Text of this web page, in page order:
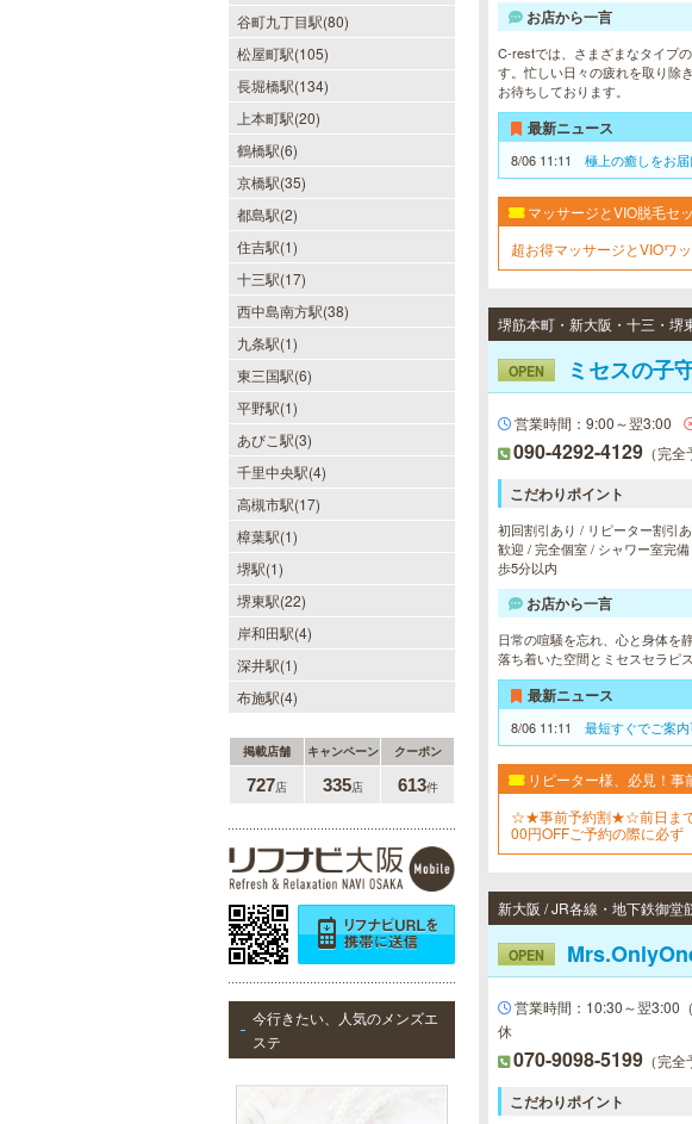
谷町九丁目駅(80)
松屋町駅(105)
長堀橋駅(134)
上本町駅(20)
鶴橋駅(6)
京橋駅(35)
都島駅(2)
住吉駅(1)
十三駅(17)
西中島南方駅(38)
九条駅(1)
東三国駅(6)
平野駅(1)
あびこ駅(3)
千里中央駅(4)
高槻市駅(17)
樟葉駅(1)
堺駅(1)
堺東駅(22)
岸和田駅(4)
深井駅(1)
布施駅(4)
掲載店舗 キャンペーン クーポン
727店 335店 613件
今行きたい、人気のメンズエ
ステ
美魔女セラピー 梅田店
地下鉄梅田駅より徒歩5分。洗練さ
れた美魔女による究極の癒しをご堪
能ください。
当たりSPA 日本橋店
ご利用して頂く為に無料専用駐車場
を完備しております。★完全個室★
お客様に『当たり』と思ってもらえ
る様ルックス、施術レベルを極めた
セラピストがマッサージをご提供致
します。
DAZZLE（ダズル）
新大阪駅東口徒歩１分！大阪のメン
エス業界の中でも最高クラスのクオ
リティ!!厳選に厳選を重ねたセラピ
受け実現しました。日々の疲れを解
きほぐす極上のお時間をご堪能くだ
さい。
僕のママスパ
癒しのお部屋で優しいママが、僕を
お待ちしています。実家に帰ったよ
うにくつろいで、暖かな母の愛に包
まれて下さい。心身ともの安らぎと
最高の癒しが貴方を待っています。
ヒルガオ
れ、限られた時間の中で、時にプロ
フェッショナルに、時に恋人らしく
お店から一言
C-restでは、さまざまなタイプ
す。忙しい日々の疲れを取り除
お待ちしております。
最新ニュース
8/06 11:11 極上の癒しをお
マッサージとVIO脱毛セ
超お得マッサージとVIOワ
OPEN ミセスの子
営業時間：9:00～翌3:00
090-4292-4129 （完全
こだわりポイント
初回割引あり / リピーター割引
歓迎 / 完全個室 / シャワー室完
歩5分以内
お店から一言
日常の喧騒を忘れ、心と身体を
落ち着いた空間とミセスセラピ
最新ニュース
8/06 11:11 最短すぐでご案
リピーター様、必見！
☆★事前予約割★☆前日まで
00円OFFご予約の際に必ず
一週間前から受け付けてお
新大阪 / JR各線・地下鉄御
OPEN
営業時間：10:30～翌3:00
休
070-9098-5199 （完全
こだわりポイント